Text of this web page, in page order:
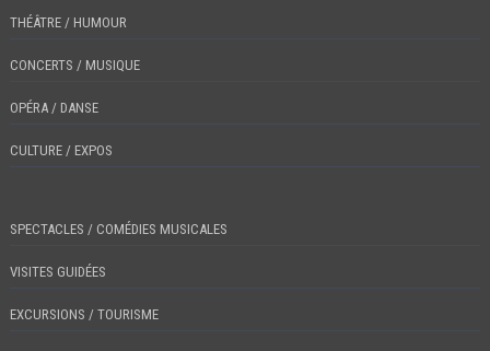
THÉÂTRE / HUMOUR
CONCERTS / MUSIQUE
OPÉRA / DANSE
CULTURE / EXPOS
SPECTACLES / COMÉDIES MUSICALES
VISITES GUIDÉES
EXCURSIONS / TOURISME